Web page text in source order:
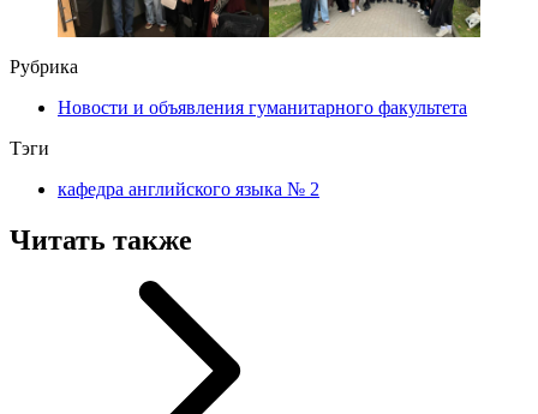
Рубрика
Новости и объявления гуманитарного факультета
Тэги
кафедра английского языка № 2
Читать также